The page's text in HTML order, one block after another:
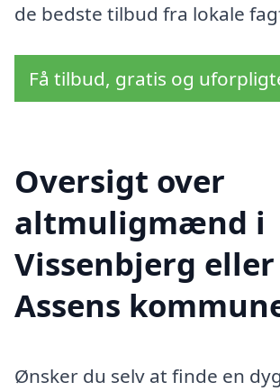
de bedste tilbud fra lokale
Få tilbud, gratis og
Oversigt over
altmuligmænd i
Vissenbjerg
Assens
Ønsker du selv at finde en